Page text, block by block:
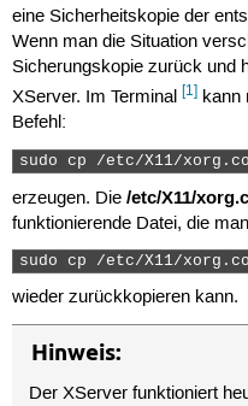
eine Sicherheitskopie der
Wenn man die Situation
Sicherungskopie zurück und
XServer. Im Terminal [1]kann
Befehl:
sudo cp /etc/X11/
erzeugen. Die /etc/X11/
funktionierende Datei, die
sudo cp /etc/X11/
wieder zurückkopieren kann.
Hinweis:
Der XServer funktioniert